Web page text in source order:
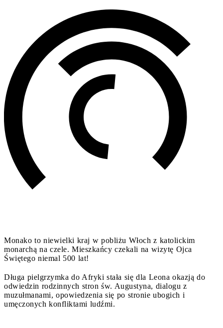
Monako to niewielki kraj w pobliżu Włoch z katolickim
monarchą na czele. Mieszkańcy czekali na wizytę Ojca
Świętego niemal 500 lat!
Długa pielgrzymka do Afryki stała się dla Leona okazją do
odwiedzin rodzinnych stron św. Augustyna, dialogu z
muzułmanami, opowiedzenia się po stronie ubogich i
umęczonych konfliktami ludźmi.